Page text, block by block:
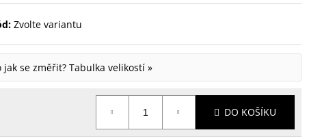
Zvolte variantu
se změřit? Tabulka velikostí »
DO KOŠÍKU